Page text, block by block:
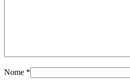
Nome *